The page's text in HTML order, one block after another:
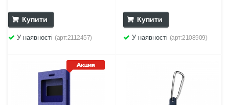
Купити
У наявності (арт:2112457)
Купити
У наявності (арт:2108909)